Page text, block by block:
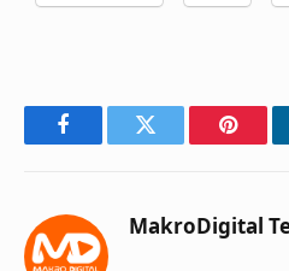
FacebookTwitter
MakroDigital